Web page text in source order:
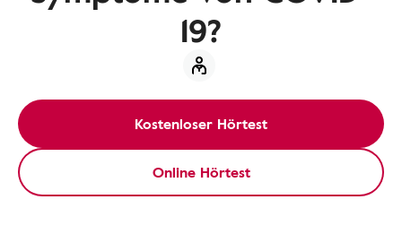
19?
Kostenloser Hörtest
Online Hörtest